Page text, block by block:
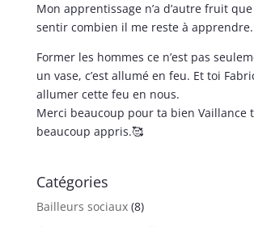
Mon apprentissage n’a d’autre fruit
sentir combien il me reste à apprendre.
Former les hommes ce n’est pas
un vase, c’est allumé en feu. Et toi
allumer cette feu en nous.
Merci beaucoup pour ta bien Vaillance
beaucoup appris.🥰
Catégories
Bailleurs sociaux(8)